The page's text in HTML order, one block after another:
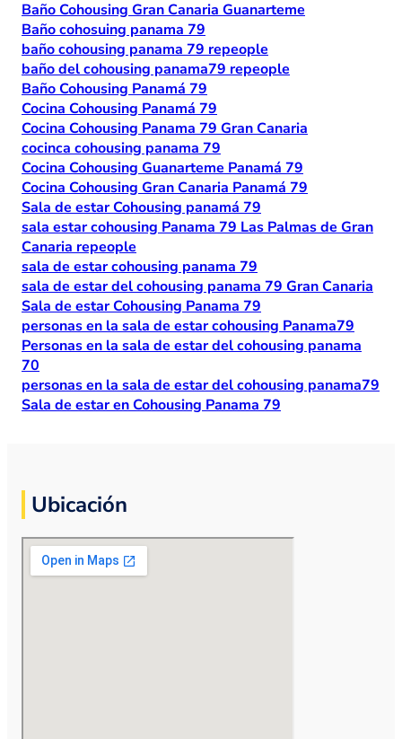
Baño Cohousing Gran Canaria Guanarteme
Baño cohosuing panama 79
baño cohousing panama 79 repeople
baño del cohousing panama79 repeople
Baño Cohousing Panamá 79
Cocina Cohousing Panamá 79
Cocina Cohousing Panama 79 Gran Canaria
cocinca cohousing panama 79
Cocina Cohousing Guanarteme Panamá 79
Cocina Cohousing Gran Canaria Panamá 79
Sala de estar Cohousing panamá 79
sala estar cohousing Panama 79 Las Palmas de Gran
Canaria repeople
sala de estar cohousing panama 79
sala de estar del cohousing panama 79 Gran Canaria
Sala de estar Cohousing Panama 79
personas en la sala de estar cohousing Panama79
Personas en la sala de estar del cohousing panama
70
personas en la sala de estar del cohousing panama79
Sala de estar en Cohousing Panama 79
Ubicación